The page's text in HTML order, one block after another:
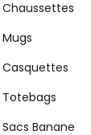
Chaussettes
Mugs
Casquettes
Totebags
Sacs Banane